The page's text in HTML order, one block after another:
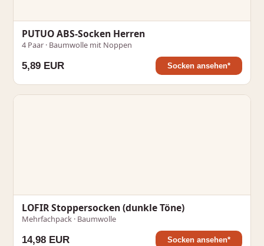
PUTUO ABS-Socken Herren
4 Paar · Baumwolle mit Noppen
5,89 EUR Socken ansehen*
LOFIR Stoppersocken (dunkle Töne)
Mehrfachpack · Baumwolle
14,98 EUR Socken ansehen*